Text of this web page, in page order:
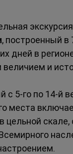
, построенный в
дней в
и
с 5-го по 14-й
места
цельной